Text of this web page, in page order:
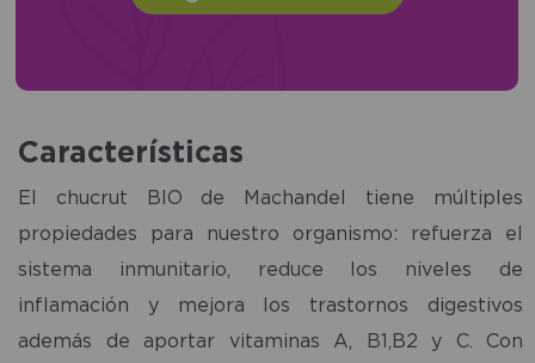
Características
El chucrut BIO de Machandel tiene múltiples
propiedades para nuestro organismo: refuerza el
sistema inmunitario, reduce los niveles de
inflamación y mejora los trastornos digestivos
además de aportar vitaminas A, B1,B2 y C. Con